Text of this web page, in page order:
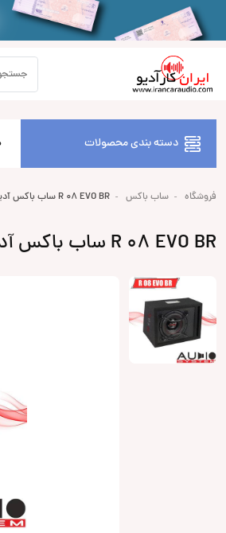
دسته بندی محصولات
فروشگاه ساب باکس R 08 EVO BR ساب باکس آدیو سیستم Audio System
R 08 EVO BR ساب باکس آدیو سیستم Audio System